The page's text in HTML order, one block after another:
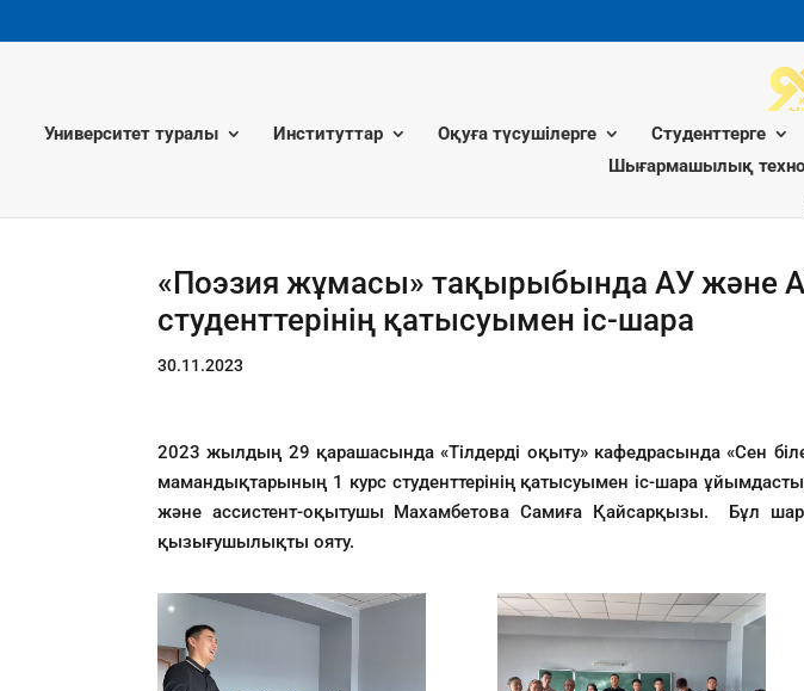
Университет туралы Институттар Оқуға түсушілерге Студенттерге
Шығармашылық
«Поэзия жұмасы» тақырыбында АУ және
студенттерінің қатысуымен іс-шара
30.11.2023
2023 жылдың 29 қарашасында «Тілдерді оқыту» кафедрасында «Сен
мамандықтарының 1 курс студенттерінің қатысуымен іс-шара
және ассистент-оқытушы Махамбетова Самиға Қайсарқызы. Бұл
қызығушылықты ояту.